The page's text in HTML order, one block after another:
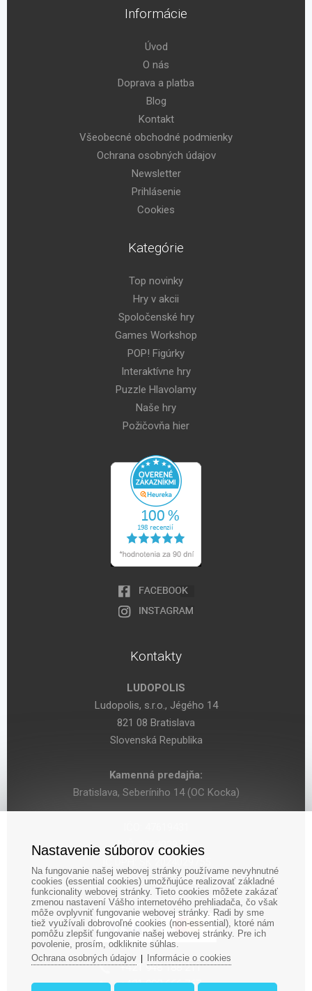
Informácie
Úvod
O nás
Doprava a platba
Blog
Kontakt
Všeobecné obchodné podmienky
Ochrana osobných údajov
Newsletter
Prihlásenie
Cookies
Kategórie
Top novinky
Hry v akcii
Spoločenské hry
Games Workshop
POP! Figúrky
Interaktívne hry
Puzzle Hlavolamy
Naše hry
Požičovňa hier
Kontakty
LUDOPOLIS
Ludopolis, s.r.o., Jégého 14
821 08 Bratislava
Slovenská Republika
Kamenná predajňa:
Bratislava, Seberíniho 14 (OC Kocka)
DIČ: 2024029755
‎+421 948 188 211
+421 908 666 767
Nastavenie súborov cookies
Na fungovanie našej webovej stránky používame nevyhnutné
cookies (essential cookies) umožňujúce realizovať základné
funkcionality webovej stránky. Tieto cookies môžete zakázať
zmenou nastavení Vášho internetového prehliadača, čo však
môže ovplyvniť fungovanie webovej stránky. Radi by sme
tiež využívali dobrovoľné cookies (non-essential), ktoré nám
pomôžu zlepšiť fungovanie našej webovej stránky. Pre ich
povolenie, prosím, odkliknite súhlas.
Ochrana osobných údajov| Informácie o cookies